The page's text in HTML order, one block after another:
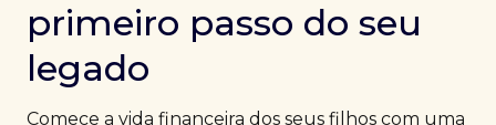
primeiro passo do seu
legado
Comece a vida financeira dos seus filhos com uma